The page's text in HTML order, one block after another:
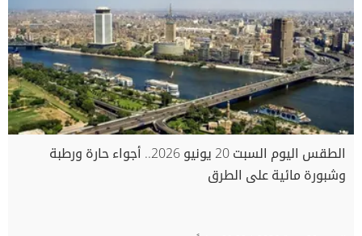
الطقس اليوم السبت 20 يونيو 2026.. أجواء حارة ورطبة
وشبورة مائية على الطرق